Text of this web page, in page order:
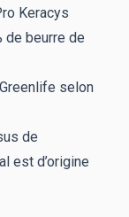
Keracys
de beurre de
selon
de
est d’origine